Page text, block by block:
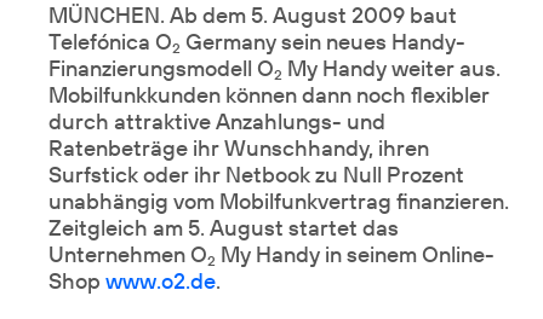
MÜNCHEN. Ab dem 5. August 2009 baut
Telefónica O2 Germany sein neues Handy-
Finanzierungsmodell O2 My Handy weiter aus.
Mobilfunkkunden können dann noch flexibler
durch attraktive Anzahlungs- und
Ratenbeträge ihr Wunschhandy, ihren
Surfstick oder ihr Netbook zu Null Prozent
unabhängig vom Mobilfunkvertrag finanzieren.
Zeitgleich am 5. August startet das
Unternehmen O2 My Handy in seinem Online-
Shop www.o2.de.